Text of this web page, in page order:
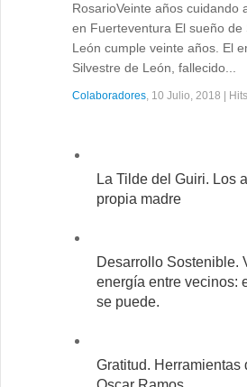
RosarioVeinte años cuidando
en Fuerteventura El sueño de
León cumple veinte años. El
Silvestre de León, fallecido...
Colaboradores, 10 Julio, 2018 |
La Tilde del Guiri. Los
propia madre
Desarrollo Sostenible.
energía entre vecinos:
se puede.
Gratitud. Herramientas